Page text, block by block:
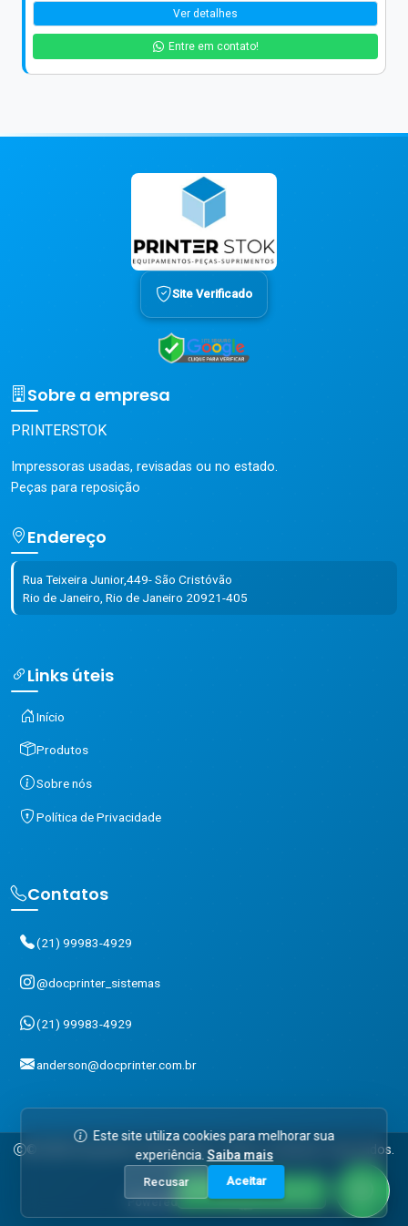
Ver detalhes
Entre em contato!
Site Verificado
Sobre a empresa
PRINTERSTOK
Impressoras usadas, revisadas ou no estado.
Peças para reposição
Endereço
Rua Teixeira Junior,449- São Cristóvão
Rio de Janeiro, Rio de Janeiro 20921-405
Links úteis
Início
Produtos
Sobre nós
Política de Privacidade
Contatos
(21) 99983-4929
@docprinter_sistemas
(21) 99983-4929
anderson@docprinter.com.br
© 2025 Docprinter Impressoras. Todos os direitos reservados.
Powered by
Este site utiliza cookies para melhorar sua
experiência. Saiba mais
Recusar Aceitar